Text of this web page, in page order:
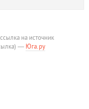
на источник
— Юга.ру